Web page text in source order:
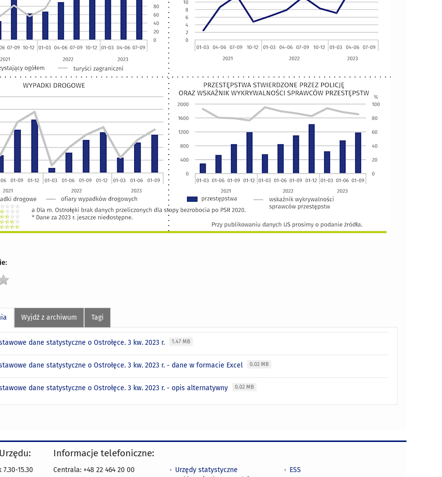
Wyjdź z archiwum Tagi
dane statystyczne o Ostrołęce. 3 kw. 2023 r. 1.47 MB
dane statystyczne o Ostrołęce. 3 kw. 2023 r. - dane w formacie Excel 0.02 MB
dane statystyczne o Ostrołęce. 3 kw. 2023 r. - opis alternatywny 0.02 MB
15.30
Informacje telefoniczne:
Centrala: +48 22 464 20 00
Urzędy statystyczne
ESS